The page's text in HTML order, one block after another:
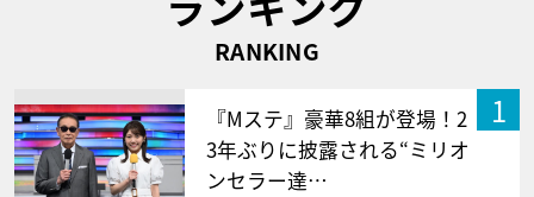
RANKING
1
『Mステ』豪華8組が登場！2
3年ぶりに披露される“ミリオ
ンセラー達…